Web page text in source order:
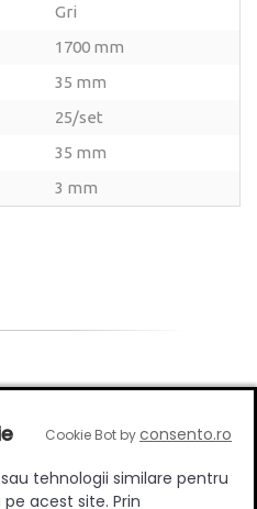
Gri
1700 mm
35 mm
25/set
35 mm
3 mm
nota produsului
Cookie Bot byconsento.ro
tehnologii similare pentru
acest site. Prin